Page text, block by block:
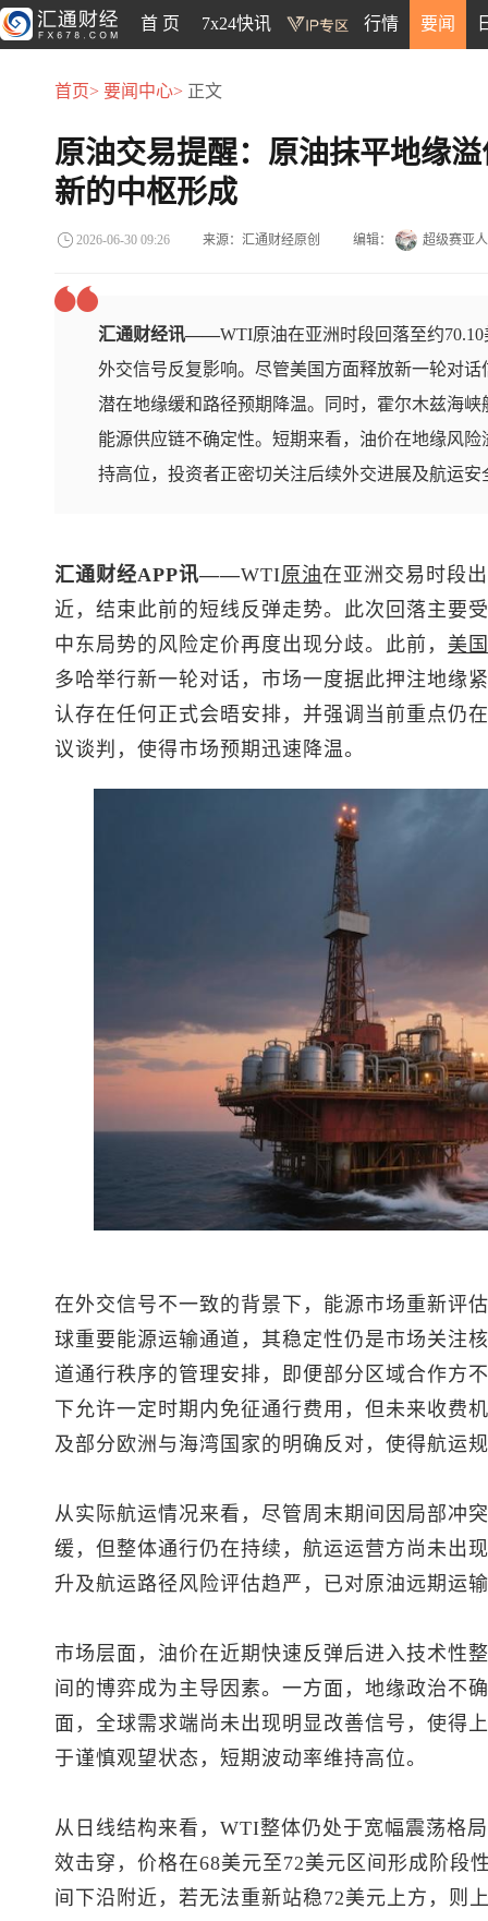
首 页 7x24快讯 行情 要闻
首页> 要闻中心> 正文
原油交易提醒：原油抹平地缘
新的中枢形成
2026-06-30 09:26 来源：汇通财经原创 编辑： 超级赛亚人
汇通财经讯——WTI原油在亚洲时段回落至约
外交信号反复影响。尽管美国方面释放新一轮对
潜在地缘缓和路径预期降温。同时，霍尔木兹海
能源供应链不确定性。短期来看，油价在地缘风
持高位，投资者正密切关注后续外交进展及航运安
汇通财经APP讯——WTI原油在亚洲交易时段
近，结束此前的短线反弹走势。此次回落主要
中东局势的风险定价再度出现分歧。此前， 美国
多哈举行新一轮对话，市场一度据此押注地缘
认存在任何正式会晤安排，并强调当前重点仍
议谈判，使得市场预期迅速降温。
在外交信号不一致的背景下，能源市场重新评
球重要能源运输通道，其稳定性仍是市场关注
道通行秩序的管理安排，即便部分区域合作方
下允许一定时期内免征通行费用，但未来收费
及部分欧洲与海湾国家的明确反对，使得航运
从实际航运情况来看，尽管周末期间因局部冲
缓，但整体通行仍在持续，航运运营方尚未出
升及航运路径风险评估趋严，已对原油远期运
市场层面，油价在近期快速反弹后进入技术性
间的博弈成为主导因素。一方面，地缘政治不
面，全球需求端尚未出现明显改善信号，使得
于谨慎观望状态，短期波动率维持高位。
从日线结构来看，WTI整体仍处于宽幅震荡格
效击穿，价格在68美元至72美元区间形成阶段
间下沿附近，若无法重新站稳72美元上方，则